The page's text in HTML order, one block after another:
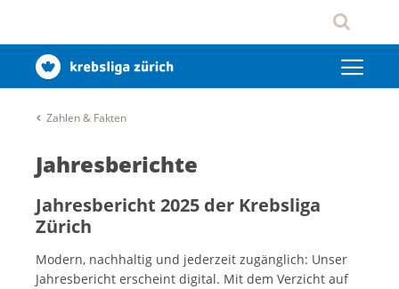
Zahlen & Fakten
Jahresberichte
Jahresbericht 2025 der Krebsliga
Zürich
Modern, nachhaltig und jederzeit zugänglich: Unser
Jahresbericht erscheint digital. Mit dem Verzicht auf